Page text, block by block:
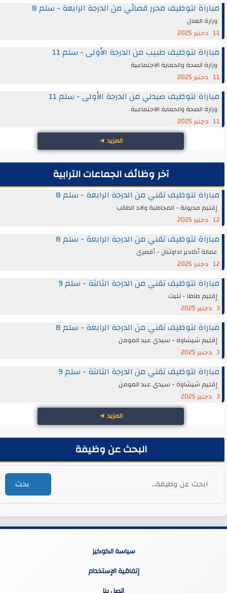
مباراة لتوظيف محرر قضائي من الدرجة الرابعة - سلم 8
وزارة العدل
11 دجنبر 2025
مباراة لتوظيف طبيب من الدرجة الأولى - سلم 11
وزارة الصحة والحماية الاجتماعية
11 دجنبر 2025
مباراة لتوظيف صيدلي من الدرجة الأولى - سلم 11
وزارة الصحة والحماية الاجتماعية
11 دجنبر 2025
المزيد◄
آخر وظائف الجماعات الترابية
مباراة لتوظيف تقني من الدرجة الرابعة - سلم 8
إقليم مديونة - المجاطية ولاد الطالب
12 دجنبر 2025
مباراة لتوظيف تقني من الدرجة الرابعة - سلم 8
عمالة أكادير اداوتنان - أقصري
12 دجنبر 2025
مباراة لتوظيف تقني من الدرجة الثالثة - سلم 9
إقليم طاطا - تليت
مباراة لتوظيف تقني من الدرجة الرابعة - سلم 8
إقليم شيشاوة - سيدي عبد المومن
مباراة لتوظيف تقني من الدرجة الثالثة - سلم 9
إقليم شيشاوة - سيدي عبد المومن
المزيد◄
البحث عن وظيفة
بحث
سياسة الكوكيز
إتفاقية الإستخدام